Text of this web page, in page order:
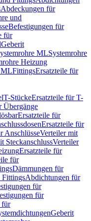
Abdeckungen für
und
Befestigungen für
für
Geberit
MLSystemrohre
Heizung
MLFittingsErsatzteile für
T-StückeErsatzteile für T-
Übergänge
Ersatzteile für
Ersatzteile für
AnschlüsseVerteiler mit
SteckanschlussVerteiler
Ersatzteile für
für
Dämmungen für
FittingsAbdichtungen für
für
für
für
Geberit